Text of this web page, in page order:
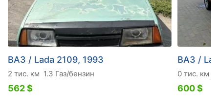
ВАЗ / Lada 2109, 1993
2 тис. км 1.3 Газ/бензин
562 $
ВАЗ /
0 тис. км
600 $